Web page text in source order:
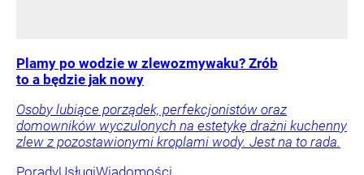
Plamy po wodzie w zlewozmywaku? Zrób
to a będzie jak nowy
Osoby lubiące porządek, perfekcjonistów oraz
domowników wyczulonych na estetykę drażni kuchenny
zlew z pozostawionymi kroplami wody. Jest na to rada.
PoradyUsługiWiadomości